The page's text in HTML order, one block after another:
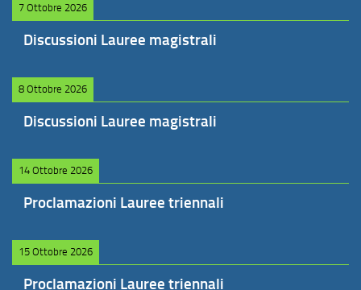
7 Ottobre 2026
Discussioni Lauree magistrali
8 Ottobre 2026
Discussioni Lauree magistrali
14 Ottobre 2026
Proclamazioni Lauree triennali
15 Ottobre 2026
Proclamazioni Lauree triennali